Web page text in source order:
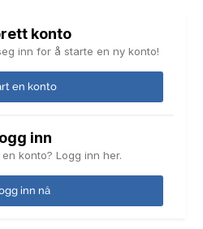
konto
inn for å starte en ny konto!
en konto
inn
konto? Logg inn her.
inn nå